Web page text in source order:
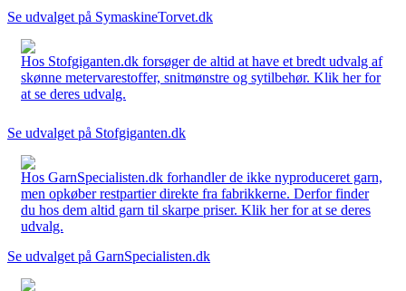
Se udvalget på SymaskineTorvet.dk
Hos Stofgiganten.dk forsøger de altid at have et bredt udvalg af
skønne metervarestoffer, snitmønstre og sytilbehør. Klik her for
at se deres udvalg.
Se udvalget på Stofgiganten.dk
Hos GarnSpecialisten.dk forhandler de ikke nyproduceret garn,
men opkøber restpartier direkte fra fabrikkerne. Derfor finder
du hos dem altid garn til skarpe priser. Klik her for at se deres
udvalg.
Se udvalget på GarnSpecialisten.dk